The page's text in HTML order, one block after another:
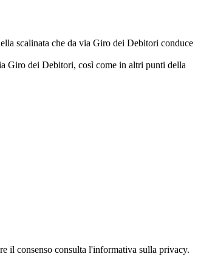
scalinata che da via Giro dei Debitori conduce
Giro dei Debitori, così come in altri punti della
il consenso consulta l'informativa sulla privacy.